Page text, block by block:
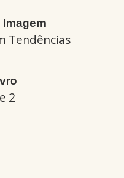
Tendências
2